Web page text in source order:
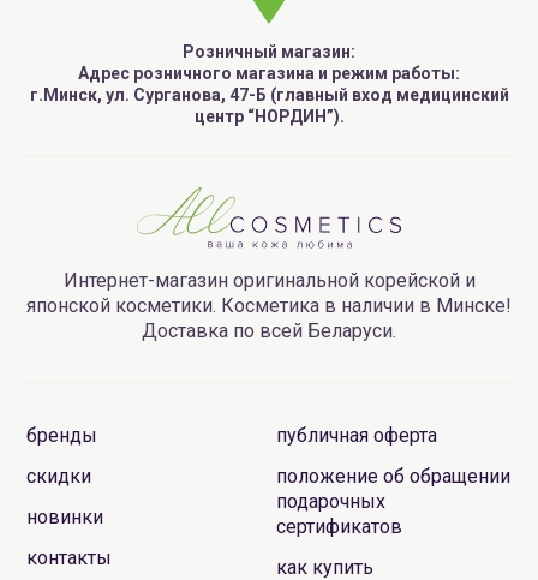
Розничный магазин:
Адрес розничного магазина и режим работы:
г.Минск, ул. Сурганова, 47-Б (главный вход медицинский
центр “НОРДИН”).
Интернет-магазин оригинальной корейской и
японской косметики. Косметика в наличии в Минске!
Доставка по всей Беларуси.
бренды
скидки
новинки
контакты
публичная оферта
положение об обращении
подарочных
сертификатов
как купить